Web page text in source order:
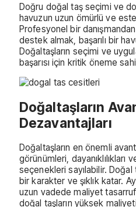
Doğru doğal taş seçimi ve
havuzun uzun ömürlü ve
Profesyonel bir
destek almak, başarılı bir
Doğaltaşların seçimi ve
başarısı için kritik öneme
Doğaltaşların
Dezavantajları
Doğaltaşların en önemli
görünümleri, dayanıklılıkları
seçenekleri sayılabilir.
bir karakter ve şıklık katar.
uzun vadede maliyet
doğal taşların yüksek